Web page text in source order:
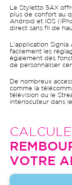
Le Styletto 5AX
plus de confort au
Android et iOS
direct sans fil de
L'application
facilement les
également des
de personnaliser
De nombreux
comme la
télévision ou le
interlocuteur dans
VOTRE